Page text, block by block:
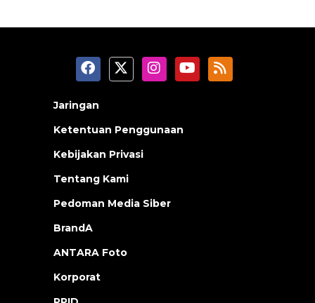
Jaringan
Ketentuan Penggunaan
Kebijakan Privasi
Tentang Kami
Pedoman Media Siber
BrandA
ANTARA Foto
Korporat